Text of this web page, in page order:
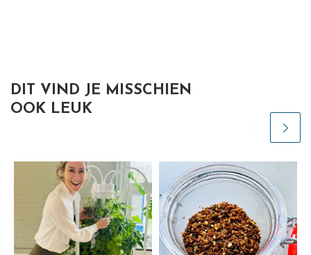
DIT VIND JE MISSCHIEN
OOK LEUK